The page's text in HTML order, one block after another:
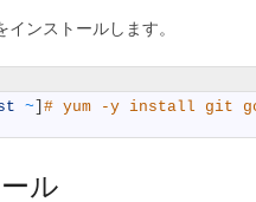
ンストールします。
~ # yum -y install git
ル